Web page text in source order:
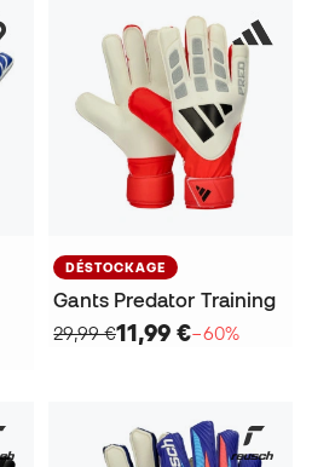
DÉSTOCKAGE
Gants Predator Training
29,99 €11,99 €−60%